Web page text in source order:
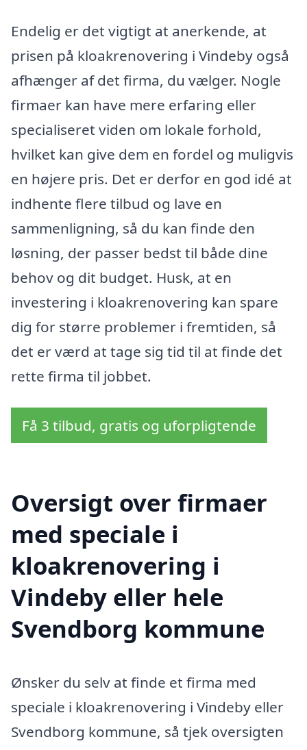
Endelig er det vigtigt at anerkende, at
prisen på kloakrenovering i Vindeby også
afhænger af det firma, du vælger. Nogle
firmaer kan have mere erfaring eller
specialiseret viden om lokale forhold,
hvilket kan give dem en fordel og muligvis
en højere pris. Det er derfor en god idé at
indhente flere tilbud og lave en
sammenligning, så du kan finde den
løsning, der passer bedst til både dine
behov og dit budget. Husk, at en
investering i kloakrenovering kan spare
dig for større problemer i fremtiden, så
det er værd at tage sig tid til at finde det
rette firma til jobbet.
Få 3 tilbud, gratis og uforpligtende
Oversigt over firmaer
med speciale i
kloakrenovering i
Vindeby eller hele
Svendborg kommune
Ønsker du selv at finde et firma med
speciale i kloakrenovering i Vindeby eller
Svendborg kommune, så tjek oversigten